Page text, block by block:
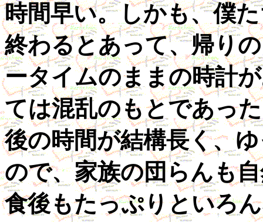
時間早い。しかも、僕
終わるとあって、帰り
ータイムのままの時計
ては混乱のもとであっ
後の時間が結構長く、
ので、家族の団らんも
食後もたっぷりといろ